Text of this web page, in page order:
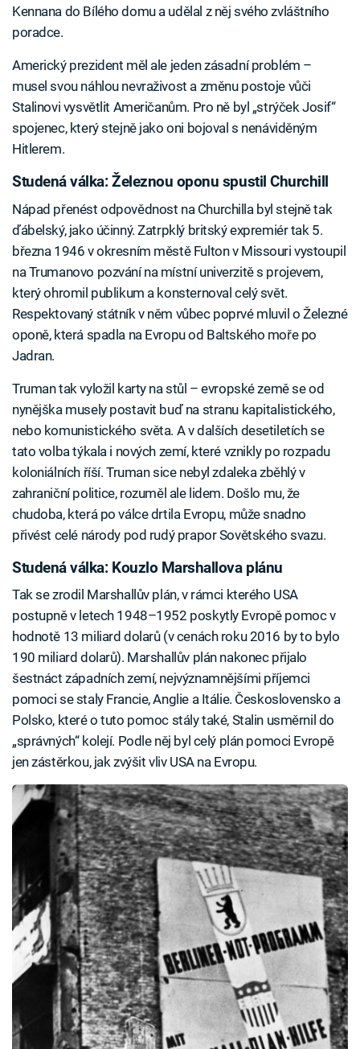
Kennana do Bílého domu a udělal z něj svého zvláštního
poradce.
Americký prezident měl ale jeden zásadní problém –
musel svou náhlou nevraživost a změnu postoje vůči
Stalinovi vysvětlit Američanům. Pro ně byl „strýček Josif“
spojenec, který stejně jako oni bojoval s nenáviděným
Hitlerem.
Studená válka: Železnou oponu spustil Churchill
Nápad přenést odpovědnost na Churchilla byl stejně tak
ďábelský, jako účinný. Zatrpklý britský expremiér tak 5.
března 1946 v okresním městě Fulton v Missouri vystoupil
na Trumanovo pozvání na místní univerzitě s projevem,
který ohromil publikum a konsternoval celý svět.
Respektovaný státník v něm vůbec poprvé mluvil o Železné
oponě, která spadla na Evropu od Baltského moře po
Jadran.
Truman tak vyložil karty na stůl – evropské země se od
nynějška musely postavit buď na stranu kapitalistického,
nebo komunistického světa. A v dalších desetiletích se
tato volba týkala i nových zemí, které vznikly po rozpadu
koloniálních říší. Truman sice nebyl zdaleka zběhlý v
zahraniční politice, rozuměl ale lidem. Došlo mu, že
chudoba, která po válce drtila Evropu, může snadno
přivést celé národy pod rudý prapor Sovětského svazu.
Studená válka: Kouzlo Marshallova plánu
Tak se zrodil Marshallův plán, v rámci kterého USA
postupně v letech 1948–1952 poskytly Evropě pomoc v
hodnotě 13 miliard dolarů (v cenách roku 2016 by to bylo
190 miliard dolarů). Marshallův plán nakonec přijalo
šestnáct západních zemí, nejvýznamnějšími příjemci
pomoci se staly Francie, Anglie a Itálie. Československo a
Polsko, které o tuto pomoc stály také, Stalin usměrnil do
„správných“ kolejí. Podle něj byl celý plán pomoci Evropě
jen zástěrkou, jak zvýšit vliv USA na Evropu.